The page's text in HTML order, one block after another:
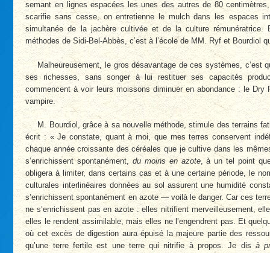
semant en lignes espacées les unes des autres de 80
scarifie sans cesse, on entretienne le mulch dans les espaces
simultanée de la jachère cultivée et de la culture rémunératrice.
méthodes de Sidi-Bel-Abbès, c’est à l’école de MM. Ryf et Bourdiol
Malheureusement, le gros désavantage de ces systèmes, c’est
ses richesses, sans songer à lui restituer ses capacités
commencent à voir leurs moissons diminuer en abondance : le
vampire.
M. Bourdiol, grâce à sa nouvelle méthode, stimule des terrains
écrit : « Je constate, quant à moi, que mes terres conservent
chaque année croissante des céréales que je cultive dans les
s’enrichissent spontanément,du moins en azote, à un tel point
obligera à limiter, dans certains cas et à une certaine période, le
culturales interlinéaires données au sol assurent une humidité
s’enrichissent spontanément en azote — voilà le danger. Car ces
ne s’enrichissent pas en azote : elles nitrifient merveilleusement,
elles le rendent assimilable, mais elles ne l’engendrent pas. Et
où cet excès de digestion aura épuisé la majeure partie des
qu’une terre fertile est une terre qui nitrifie à propos. Je disà